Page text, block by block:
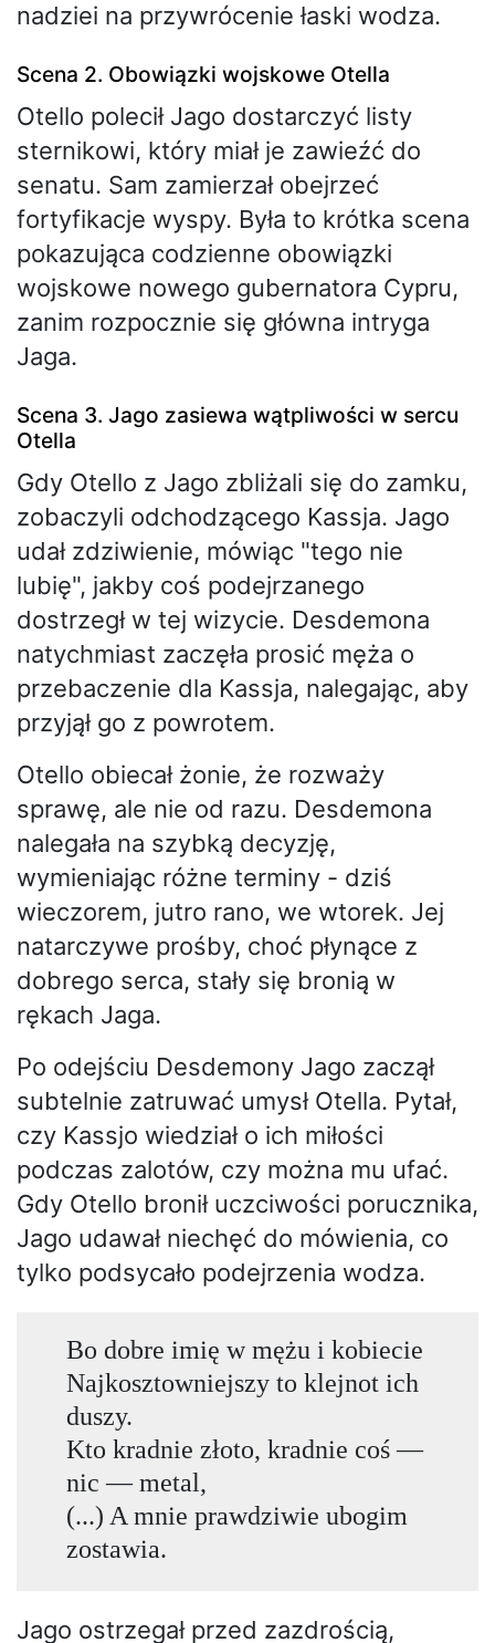
nadziei na przywrócenie łaski wodza.
Scena 2. Obowiązki wojskowe Otella
Otello polecił Jago dostarczyć listy
sternikowi, który miał je zawieźć do
senatu. Sam zamierzał obejrzeć
fortyfikacje wyspy. Była to krótka scena
pokazująca codzienne obowiązki
wojskowe nowego gubernatora Cypru,
zanim rozpocznie się główna intryga
Jaga.
Scena 3. Jago zasiewa wątpliwości w sercu
Otella
Gdy Otello z Jago zbliżali się do zamku,
zobaczyli odchodzącego Kassja. Jago
udał zdziwienie, mówiąc "tego nie
lubię", jakby coś podejrzanego
dostrzegł w tej wizycie. Desdemona
natychmiast zaczęła prosić męża o
przebaczenie dla Kassja, nalegając, aby
przyjął go z powrotem.
Otello obiecał żonie, że rozważy
sprawę, ale nie od razu. Desdemona
nalegała na szybką decyzję,
wymieniając różne terminy - dziś
wieczorem, jutro rano, we wtorek. Jej
natarczywe prośby, choć płynące z
dobrego serca, stały się bronią w
rękach Jaga.
Po odejściu Desdemony Jago zaczął
subtelnie zatruwać umysł Otella. Pytał,
czy Kassjo wiedział o ich miłości
podczas zalotów, czy można mu ufać.
Gdy Otello bronił uczciwości porucznika,
Jago udawał niechęć do mówienia, co
tylko podsycało podejrzenia wodza.
Bo dobre imię w mężu i kobiecie
Najkosztowniejszy to klejnot ich
duszy.
Kto kradnie złoto, kradnie coś —
nic — metal,
(...) A mnie prawdziwie ubogim
zostawia.
Jago ostrzegał przed zazdrością,